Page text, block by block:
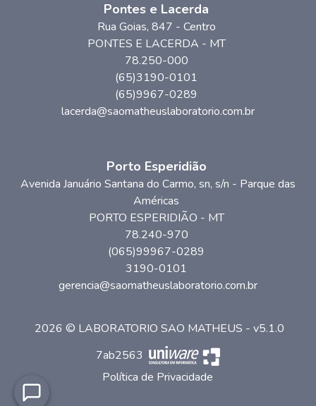
Pontes e Lacerda
Rua Goias, 847 - Centro
PONTES E LACERDA - MT
78.250-000
(65)3190-0101
(65)9967-0289
lacerda@saomatheuslaboratorio.com.br
Porto Esperidião
Avenida Januário Santana do Carmo, sn, s/n - Parque das
Américas
PORTO ESPERIDIÃO - MT
78.240-970
(065)99967-0289
3190-0101
gerencia@saomatheuslaboratorio.com.br
2026 © LABORATORIO SAO MATHEUS - v5.1.0
7ab2563
Política de Privacidade